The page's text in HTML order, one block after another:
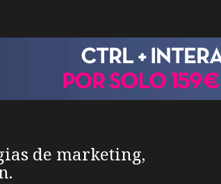
de marketing,